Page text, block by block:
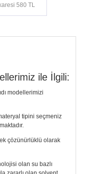
580 TL
ile İlgili:
modellerimizi
tipini seçmeniz
çözünürlüklü olarak
olan su bazlı